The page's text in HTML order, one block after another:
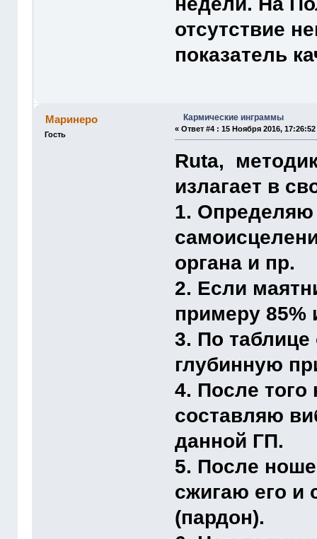
отсутствие
показатель
Маринеро
Гость
Кармические инграммы
«Ответ #4 : 15 Ноября 2016, 17:26:52
Ruta,
излагает в
1. Определяю
органа и пр.
2. Если
примеру 85%
3. По
глубинную
4. После того
составляю
данной ГП.
5. После
сжигаю его и
(пардон).